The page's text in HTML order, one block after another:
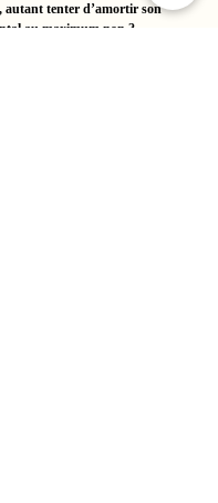
autant tenter d’amortir son
au maximum non ?